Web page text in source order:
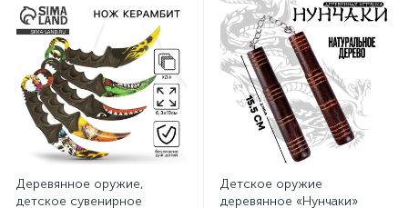
Деревянное оружие,
детское сувенирное
Детское оружие
деревянное «Нунчаки»